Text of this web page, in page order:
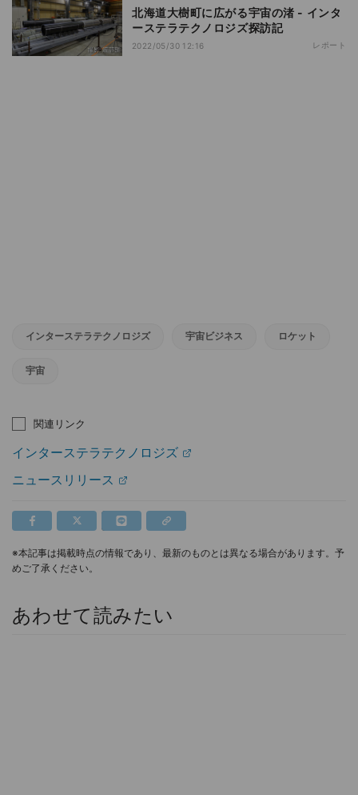
北海道大樹町に広がる宇宙の渚 - インタ
ーステラテクノロジズ探訪記
2022/05/30 12:16 レポート
インターステラテクノロジズ 宇宙ビジネス ロケット
宇宙
関連リンク
インターステラテクノロジズ
ニュースリリース
※本記事は掲載時点の情報であり、最新のものとは異なる場合があります。予
めご了承ください。
あわせて読みたい